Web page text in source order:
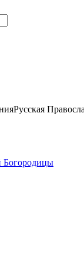
Русская
Богородицы